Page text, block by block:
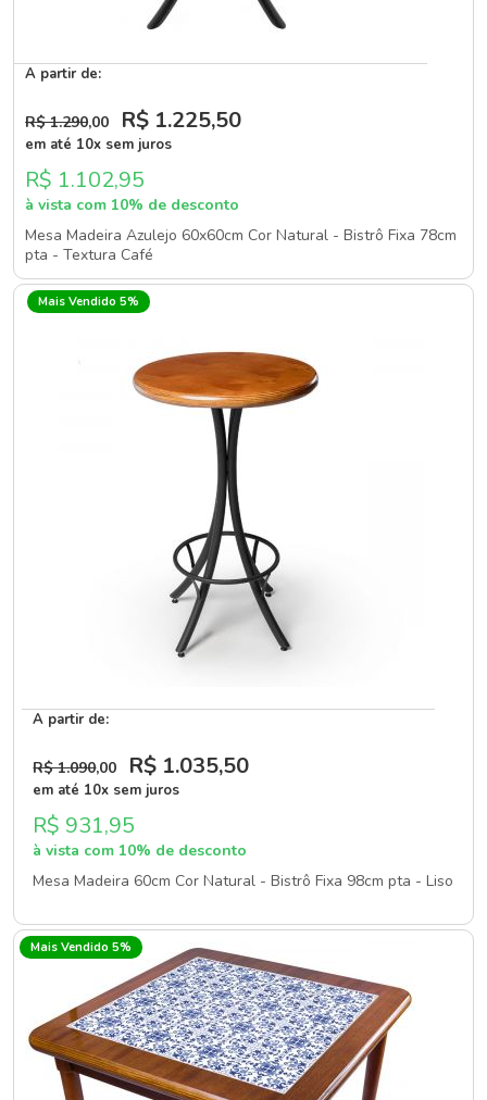
A partir de:
R$ 1.290,00 R$ 1.225,50
em até 10x sem juros
R$ 1.102,95
à vista com 10% de desconto
Mesa Madeira Azulejo 60x60cm Cor Natural - Bistrô Fixa 78cm
pta - Textura Café
Mais Vendido 5%
A partir de:
R$ 1.090,00 R$ 1.035,50
em até 10x sem juros
R$ 931,95
à vista com 10% de desconto
Mesa Madeira 60cm Cor Natural - Bistrô Fixa 98cm pta - Liso
Mais Vendido 5%